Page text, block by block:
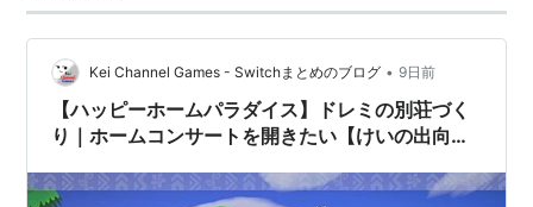
Kei Channel Games - Switchまとめのブログ • 9日前
【ハッピーホームパラダイス】ドレミの別荘づく
り｜ホームコンサートを開きたい【けいの出向記